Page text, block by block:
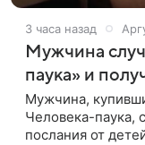
3 часа назад
Мужчина
паука» и
Мужчина,
Человека-паука,
послания от